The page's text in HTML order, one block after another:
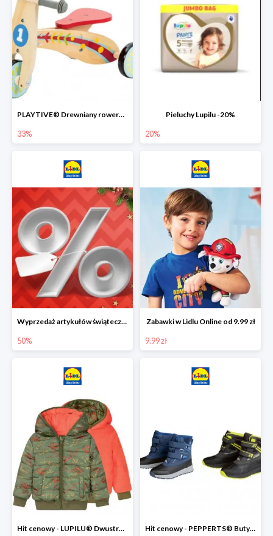
PLAYTIVE® Drewniany rowerek biegowy -33%
33%
Pieluchy Lupilu -20%
20%
Wyprzedaż artykułów świątecznych w Lidlu Online
50%
Zabawki w Lidlu Online od 9.99 zł
9.99 zł
Hit cenowy - LUPILU® Dwustronna kurtka dziecięca z polarem Hit cenowy - PEPPERTS® Buty zimowe chłopięce